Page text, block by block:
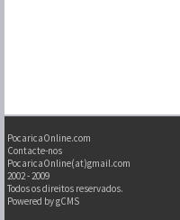
PocaricaOnline.com
Contacte-nos
PocaricaOnline(at)gmail.com
2002 - 2009
Todos os direitos reservados.
Powered by gCMS